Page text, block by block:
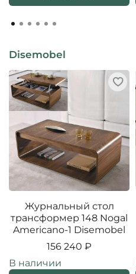
Disemobel
Журнальный стол
трансформер 148 Nogal
Americano-1 Disemobel
156 240 ₽
В наличии